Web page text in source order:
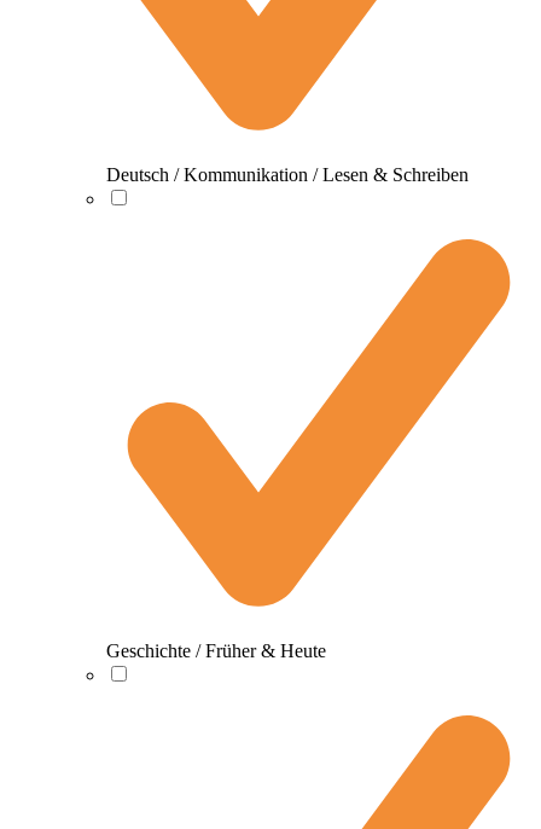
Deutsch / Kommunikation / Lesen & Schreiben
Geschichte / Früher & Heute